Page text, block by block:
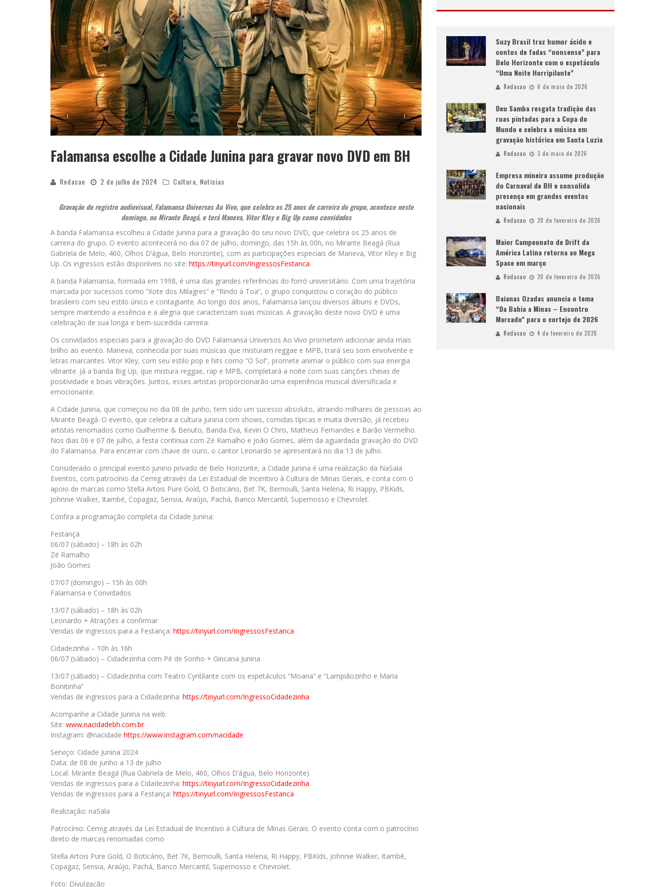
Falamansa escolhe a Cidade Junina para gravar novo DVD em BH
Redacao 2 de julho de 2024 Cultura Notícias
Gravação do registro audiovisual, Falamansa Universos Ao Vivo, que celebra os 25 anos de carreira do grupo, acontece neste
domingo, no Mirante Beagá, e terá Maneva, Vitor Kley e Big Up como convidados
A banda Falamansa escolheu a Cidade Junina para a gravação do seu novo DVD, que celebra os 25 anos de
carreira do grupo. O evento acontecerá no dia 07 de julho, domingo, das 15h às 00h, no Mirante Beagá (Rua
Gabriela de Melo, 460, Olhos D’água, Belo Horizonte), com as participações especiais de Maneva, Vitor Kley e Big
Up. Os ingressos estão disponíveis no site: https://tinyurl.com/IngressosFestanca.
A banda Falamansa, formada em 1998, é uma das grandes referências do forró universitário. Com uma trajetória
marcada por sucessos como “Xote dos Milagres” e “Rindo à Toa”, o grupo conquistou o coração do público
brasileiro com seu estilo único e contagiante. Ao longo dos anos, Falamansa lançou diversos álbuns e DVDs,
sempre mantendo a essência e a alegria que caracterizam suas músicas. A gravação deste novo DVD é uma
celebração de sua longa e bem-sucedida carreira.
Os convidados especiais para a gravação do DVD Falamansa Universos Ao Vivo prometem adicionar ainda mais
brilho ao evento. Maneva, conhecida por suas músicas que misturam reggae e MPB, trará seu som envolvente e
letras marcantes. Vitor Kley, com seu estilo pop e hits como “O Sol”, promete animar o público com sua energia
vibrante. Já a banda Big Up, que mistura reggae, rap e MPB, completará a noite com suas canções cheias de
positividade e boas vibrações. Juntos, esses artistas proporcionarão uma experiência musical diversificada e
emocionante.
A Cidade Junina, que começou no dia 08 de junho, tem sido um sucesso absoluto, atraindo milhares de pessoas ao
Mirante Beagá. O evento, que celebra a cultura junina com shows, comidas típicas e muita diversão, já recebeu
artistas renomados como Guilherme & Benuto, Banda Eva, Kevin O Chris, Matheus Fernandes e Barão Vermelho.
Nos dias 06 e 07 de julho, a festa continua com Zé Ramalho e João Gomes, além da aguardada gravação do DVD
do Falamansa. Para encerrar com chave de ouro, o cantor Leonardo se apresentará no dia 13 de julho.
Considerado o principal evento junino privado de Belo Horizonte, a Cidade Junina é uma realização da NaSala
Eventos, com patrocínio da Cemig através da Lei Estadual de Incentivo à Cultura de Minas Gerais, e conta com o
apoio de marcas como Stella Artois Pure Gold, O Boticário, Bet 7K, Bernoulli, Santa Helena, Ri Happy, PBKids,
Johnnie Walker, Itambé, Copagaz, Sensia, Araújo, Pachá, Banco Mercantil, Supernosso e Chevrolet.
Confira a programação completa da Cidade Junina:
Festança
06/07 (sábado) – 18h às 02h
Zé Ramalho
João Gomes
07/07 (domingo) – 15h às 00h
Falamansa e Convidados
13/07 (sábado) – 18h às 02h
Leonardo + Atrações a confirmar
Vendas de ingressos para a Festança: https://tinyurl.com/IngressosFestanca
Cidadezinha – 10h às 16h
06/07 (sábado) – Cidadezinha com Pé de Sonho + Gincana Junina
13/07 (sábado) – Cidadezinha com Teatro Cyntilante com os espetáculos “Moana” e “Lampiãozinho e Maria
Bonitinha”
Vendas de ingressos para a Cidadezinha: https://tinyurl.com/IngressoCidadezinha
Acompanhe a Cidade Junina na web:
Site: www.nacidadebh.com.br
Instagram: @nacidade https://www.instagram.com/nacidade
Serviço: Cidade Junina 2024
Data: de 08 de junho a 13 de julho
Local: Mirante Beagá (Rua Gabriela de Melo, 460, Olhos D’água, Belo Horizonte)
Vendas de ingressos para a Cidadezinha: https://tinyurl.com/IngressoCidadezinha
Vendas de ingressos para a Festança: https://tinyurl.com/IngressosFestanca
Realização: naSala
Patrocínio: Cemig através da Lei Estadual de Incentivo à Cultura de Minas Gerais. O evento conta com o patrocínio
direto de marcas renomadas como
Stella Artois Pure Gold, O Boticário, Bet 7K, Bernoulli, Santa Helena, Ri Happy, PBKids, Johnnie Walker, Itambé,
Copagaz, Sensia, Araújo, Pachá, Banco Mercantil, Supernosso e Chevrolet.
Foto: Divulgação
Suzy Brasil traz humor ácido e
contos de fadas “nonsense” para
Belo Horizonte com o espetáculo
“Uma Noite Horripilante”
Redacao 6 de maio de 2026
Deu Samba resgata tradição das
ruas pintadas para a Copa do
Mundo e celebra a música em
gravação histórica em Santa Luzia
Redacao 3 de maio de 2026
Empresa mineira assume produção
do Carnaval de BH e consolida
presença em grandes eventos
nacionais
Redacao 20 de fevereiro de 2026
Maior Campeonato de Drift da
América Latina retorna ao Mega
Space em março
Redacao 20 de fevereiro de 2026
Baianas Ozadas anuncia o tema
“Da Bahia a Minas – Encontro
Marcado” para o cortejo de 2026
Redacao 4 de fevereiro de 2026